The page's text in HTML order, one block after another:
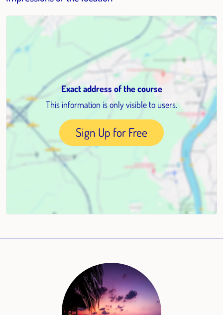
Exact address of the course
This information is only visible to users.
Sign Up for Free